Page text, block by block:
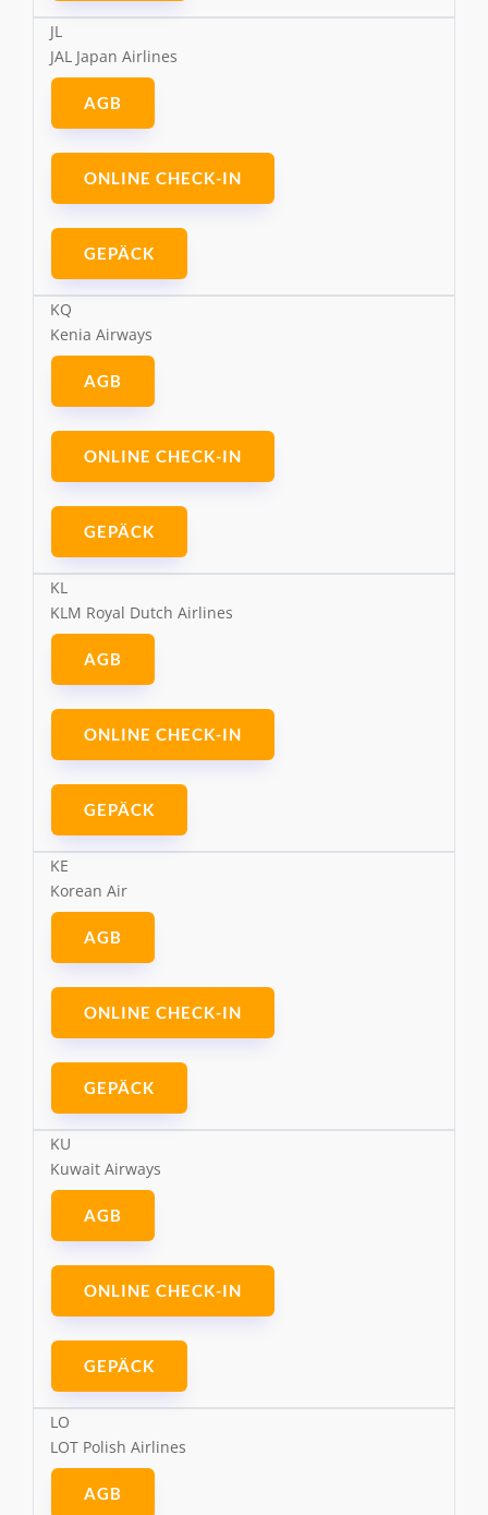
JL
JAL Japan Airlines
AGB
ONLINE CHECK-IN
GEPÄCK
KQ
Kenia Airways
AGB
ONLINE CHECK-IN
GEPÄCK
KL
KLM Royal Dutch Airlines
AGB
ONLINE CHECK-IN
GEPÄCK
KE
Korean Air
AGB
ONLINE CHECK-IN
GEPÄCK
KU
Kuwait Airways
AGB
ONLINE CHECK-IN
GEPÄCK
LO
LOT Polish Airlines
AGB